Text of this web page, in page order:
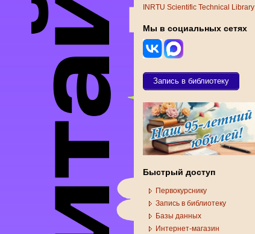
INRTU Scientific Technical Library
Мы в социальных сетях
Запись в библиотеку
Быстрый доступ
Первокурснику
Запись в библиотеку
Базы данных
Интернет-магазин